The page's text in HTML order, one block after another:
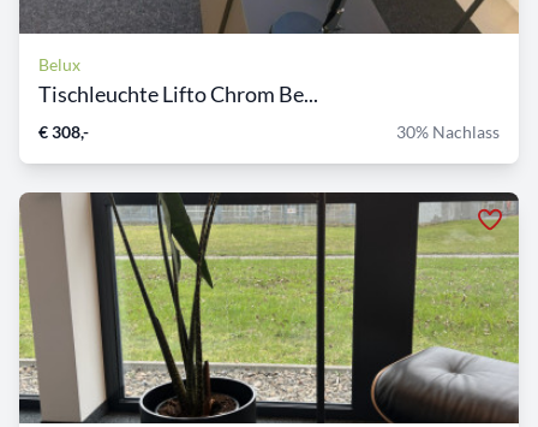
Belux
Tischleuchte Lifto Chrom Be...
€ 308,- 30% Nachlass